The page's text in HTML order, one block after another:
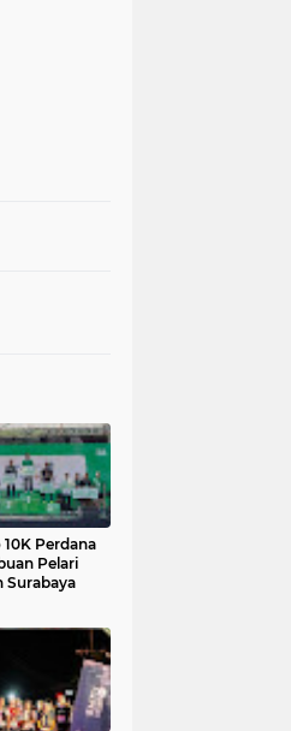
Perdana
Pelari
Surabaya